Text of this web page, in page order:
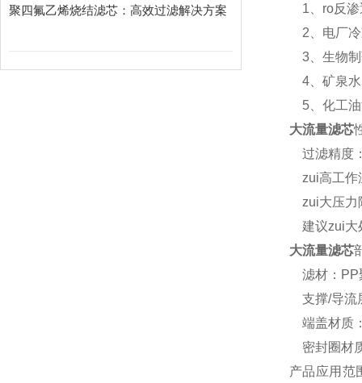
聚四氟乙烯烧结滤芯：高效过滤解决方案
1、ro反渗
2、电厂冷
3、生物制
4、矿泉水
5、化工油
大流量滤芯
过滤精度
zui高工作
zui大压力
建议zui大
大流量滤芯
滤材：PP
支撑/导流
端盖材质
密封圈材
产品应用范